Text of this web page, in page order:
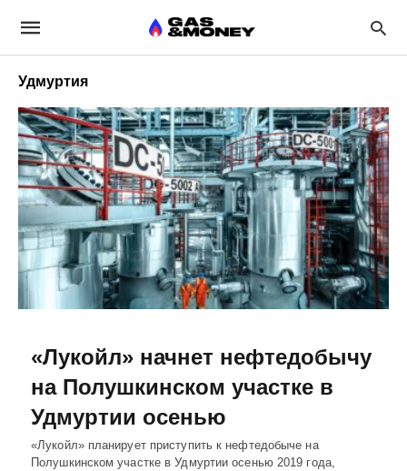
Удмуртия
«Лукойл» начнет нефтедобычу
на Полушкинском участке в
Удмуртии осенью
«Лукойл» планирует приступить к нефтедобыче на
Полушкинском участке в Удмуртии осенью 2019 года,